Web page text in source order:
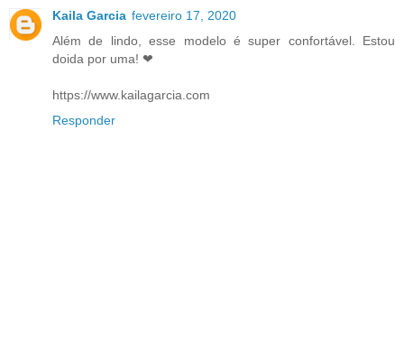
Kaila Garcia fevereiro 17, 2020
Além de lindo, esse modelo é super confortável. Estou
doida por uma! ❤
https://www.kailagarcia.com
Responder